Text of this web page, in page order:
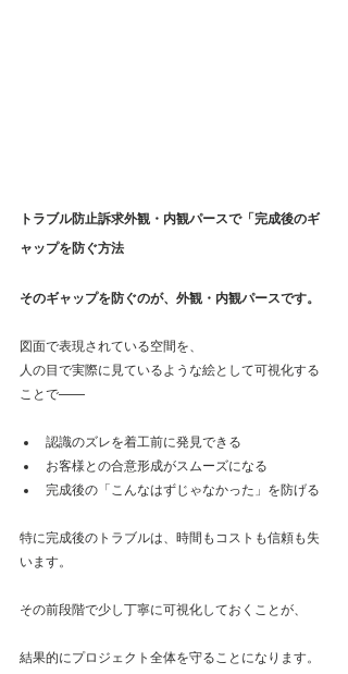
トラブル防止訴求外観・内観パースで「完成後のギ
ャップを防ぐ方法
そのギャップを防ぐのが、外観・内観パースです。
図面で表現されている空間を、
人の目で実際に見ているような絵として可視化する
ことで——
認識のズレを着工前に発見できる
お客様との合意形成がスムーズになる
完成後の「こんなはずじゃなかった」を防げる
特に完成後のトラブルは、時間もコストも信頼も失
います。
その前段階で少し丁寧に可視化しておくことが、
結果的にプロジェクト全体を守ることになります。